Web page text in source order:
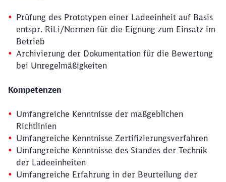
Prüfung des Prototypen einer Ladeeinheit auf Basis
entspr. RiLi/Normen für die Eignung zum Einsatz im
Betrieb
Archivierung der Dokumentation für die Bewertung
bei Unregelmäßigkeiten
Kompetenzen
Umfangreiche Kenntnisse der maßgeblichen
Richtlinien
Umfangreiche Kenntnisse Zertifizierungsverfahren
Umfangreiche Kenntnisse des Standes der Technik
der Ladeeinheiten
Umfangreiche Erfahrung in der Beurteilung der
Möchten Sie zu